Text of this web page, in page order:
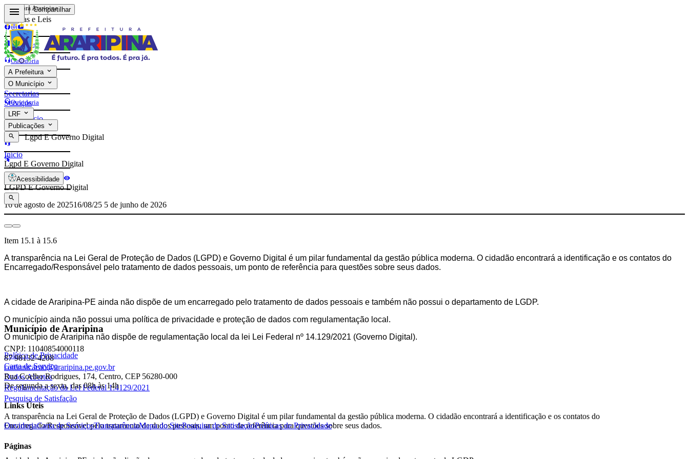
Prefeitura Araripina
Contatos
Ouvidoria
e-Sic
Contatos
Ouvidoria
e-Sic
Acessibilidade
A Prefeitura
O Município
Secretarias
Serviços
LRF
Publicações
Voltar Compartilhar
Normas e Leis
Início
Lgpd E Governo Digital
Início
Lgpd E Governo Digital
LGPD E Governo Digital
16 de agosto de 202516/08/25 5 de junho de 2026
Item 15.1 à 15.6
A transparência na Lei Geral de Proteção de Dados (LGPD) e Governo Digital é um pilar fundamental da gestão pública moderna. O cidadão encontrará a identificação e os contatos do
Encarregado/Responsável pelo tratamento de dados pessoais, um ponto de referência para questões sobre seus dados.
A cidade de Araripina-PE ainda não dispõe de um encarregado pelo tratamento de dados pessoais e também não possui o departamento de LGDP.
O município ainda não possui uma política de privacidade e proteção de dados com regulamentação local.
O município de Araripina não dispõe de regulamentação local da lei Lei Federal nº 14.129/2021 (Governo Digital).
Política de Privacidade
Carta de Serviço
Dados Abertos
Regulamentação da Lei Federal 1.4129/2021
Pesquisa de Satisfação
A transparência na Lei Geral de Proteção de Dados (LGPD) e Governo Digital é um pilar fundamental da gestão pública moderna. O cidadão encontrará a identificação e os contatos do
Encarregado/Responsável pelo tratamento de dados pessoais, um ponto de referência para questões sobre seus dados.
Município de Araripina
CNPJ: 11040854000118
87 98132-4208
comunicacao@araripina.pe.gov.br
Rua Coelho Rodrigues, 174, Centro, CEP 56280-000
De segunda a sexta, das 08h às 14h
Links Úteis
OuvidoriaCarta de ServiçosTransparênciaMapa do SitePesquisa de SatisfaçãoPolíticas de Privacidade
Páginas